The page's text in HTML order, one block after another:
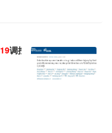
19调控肝损伤新机制，有望